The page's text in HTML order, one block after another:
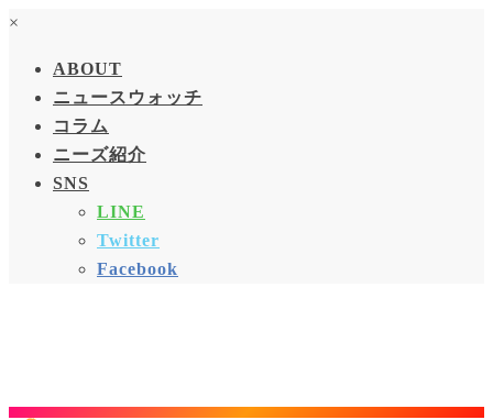
×
ABOUT
ニュースウォッチ
コラム
ニーズ紹介
SNS
LINE
Twitter
Facebook